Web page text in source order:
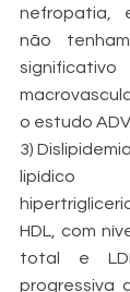
nefropatia,
não
o estudo
3)
lipídico
HDL, com
total e
progressiva